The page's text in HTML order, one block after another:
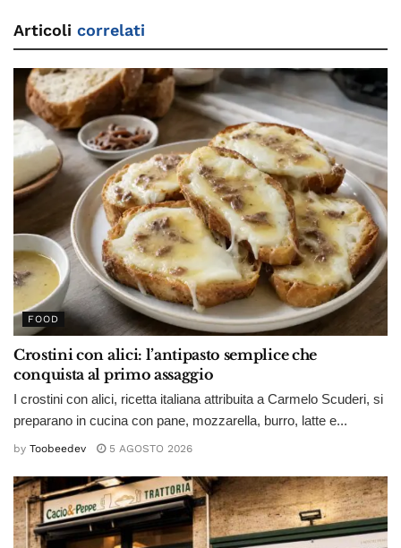
Articoli correlati
FOOD
Crostini con alici: l’antipasto semplice che
conquista al primo assaggio
I crostini con alici, ricetta italiana attribuita a Carmelo Scuderi, si
preparano in cucina con pane, mozzarella, burro, latte e...
by Toobeedev 5 AGOSTO 2026